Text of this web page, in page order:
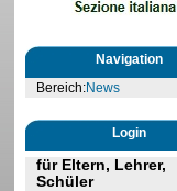
Navigation
Bereich:News
Login
für Eltern, Lehrer,
Schüler